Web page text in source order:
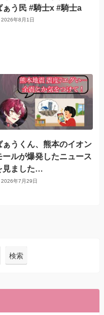
ぁう民 #騎士x #騎士a
2026年8月1日
ぁうくん、熊本のイオン
ールが爆発したニュース
見ました…
2026年7月29日
検索